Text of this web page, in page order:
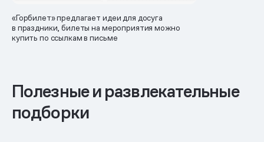
«Горбилет» предлагает идеи для досуга
в праздники, билеты на мероприятия можно
купить по ссылкам в письме
Полезные и развлекательные
подборки